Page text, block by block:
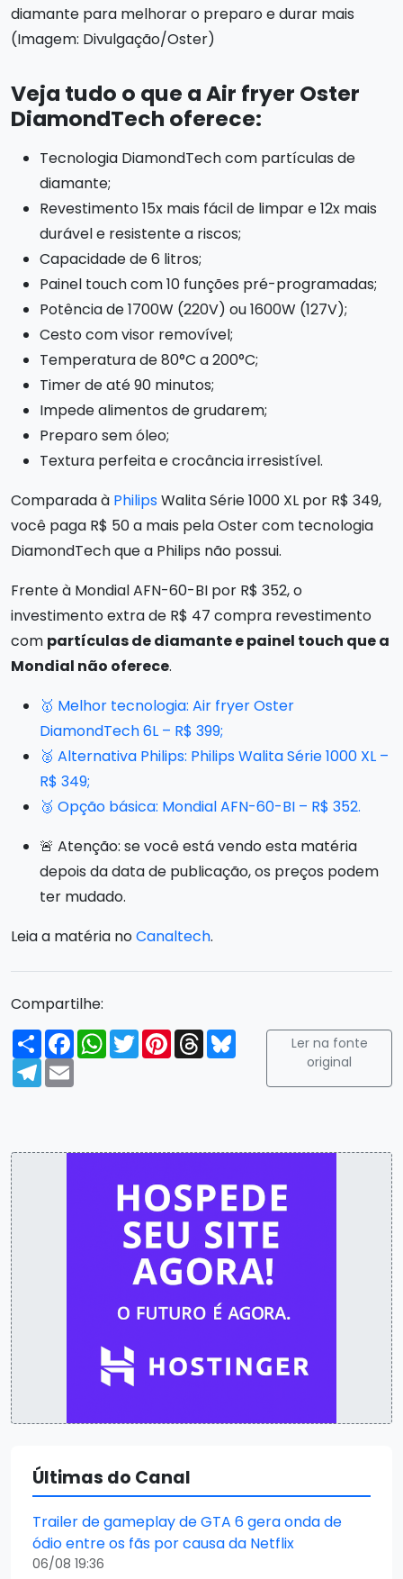
diamante para melhorar o preparo e durar mais
(Imagem: Divulgação/Oster)
Veja tudo o que a Air fryer Oster
DiamondTech oferece:
Tecnologia DiamondTech com partículas de
diamante;
Revestimento 15x mais fácil de limpar e 12x mais
durável e resistente a riscos;
Capacidade de 6 litros;
Painel touch com 10 funções pré-programadas;
Potência de 1700W (220V) ou 1600W (127V);
Cesto com visor removível;
Temperatura de 80°C a 200°C;
Timer de até 90 minutos;
Impede alimentos de grudarem;
Preparo sem óleo;
Textura perfeita e crocância irresistível.
Comparada à PhilipsWalita Série 1000 XL por R$ 349,
você paga R$ 50 a mais pela Oster com tecnologia
DiamondTech que a Philips não possui.
Frente à Mondial AFN-60-BI por R$ 352, o
investimento extra de R$ 47 compra revestimento
com partículas de diamante e painel touch que a
Mondial não oferece.
🥇 Melhor tecnologia: Air fryer Oster
DiamondTech 6L – R$ 399;
🥈 Alternativa Philips: Philips Walita Série 1000 XL –
R$ 349;
🥉 Opção básica: Mondial AFN-60-BI – R$ 352.
🚨 Atenção: se você está vendo esta matéria
depois da data de publicação, os preços podem
ter mudado.
Leia a matéria noCanaltech.
Compartilhe:
Compartilhar
FacebookWhatsApp
TwitterPinterest
ThreadsBluesky
Telegram
Email
Ler na fonte
original
Últimas do Canal
Trailer de gameplay de GTA 6 gera onda de
ódio entre os fãs por causa da Netflix
06/08 19:36